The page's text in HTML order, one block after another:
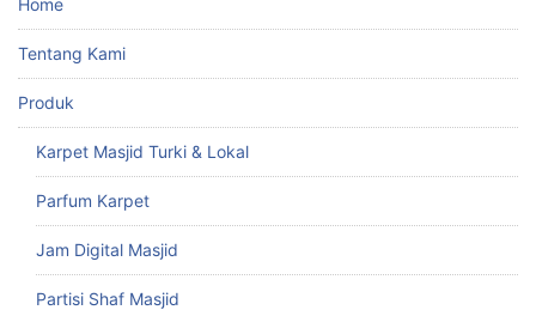
Tentang Kami
Produk
Karpet Masjid Turki & Lokal
Parfum Karpet
Jam Digital Masjid
Partisi Shaf Masjid